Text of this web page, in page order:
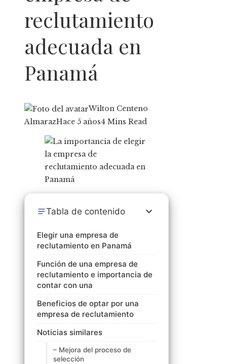
reclutamiento
adecuada en
Panamá
Wilton Centeno
AlmarazHace 5 años4 Mins Read
Tabla de contenido
Elegir una empresa de
reclutamiento en Panamá
Función de una empresa de
reclutamiento e importancia de
contar con una
Beneficios de optar por una
empresa de reclutamiento
Noticias similares
– Mejora del proceso de
selección